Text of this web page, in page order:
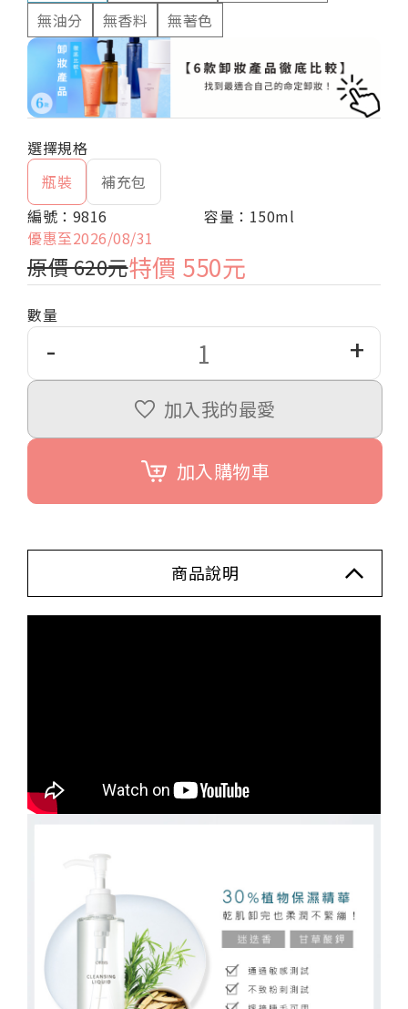
無油分
無香料 無著色
瓶裝
補充包
編號：9816
容量：150ml
優惠至2026/08/31
原價 620元特價 550元
數量
- +
加入我的最愛
加入購物車
商品說明